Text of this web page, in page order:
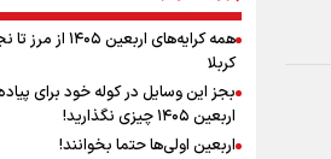
نگاه تمدنی رهبر
فضای مجازی
شلمچه تا شهرهای زیارتی عراق
همه کرایه‌های اربعین ۱۴۰۵
کربلا
بجز این وسایل در کوله خود برای
اربعین ۱۴۰۵ چیزی نگذارید!
اربعین اولی‌ها حتما بخوانند!